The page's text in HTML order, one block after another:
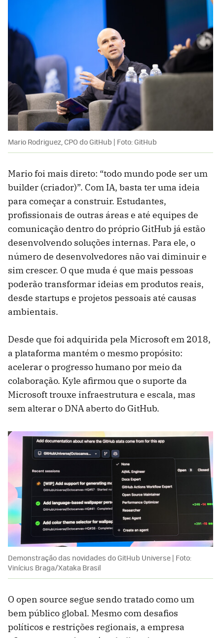
Mario Rodriguez, CPO do GitHub | Foto: GitHub
Mario foi mais direto: “todo mundo pode ser um
builder (criador)”. Com IA, basta ter uma ideia
para começar a construir. Estudantes,
profissionais de outras áreas e até equipes de
comunicação dentro do próprio GitHub já estão
desenvolvendo soluções internas. Para ele, o
número de desenvolvedores não vai diminuir e
sim crescer. O que muda é que mais pessoas
poderão transformar ideias em produtos reais,
desde startups e projetos pessoais até causas
ambientais.
Desde que foi adquirida pela Microsoft em 2018,
a plataforma mantém o mesmo propósito:
acelerar o progresso humano por meio da
colaboração. Kyle afirmou que o suporte da
Microsoft trouxe infraestrutura e escala, mas
sem alterar o DNA aberto do GitHub.
Demonstração das novidades do GitHub Universe | Foto:
Vinícius Braga/Xataka Brasil
O open source segue sendo tratado como um
bem público global. Mesmo com desafios
políticos e restrições regionais, a empresa